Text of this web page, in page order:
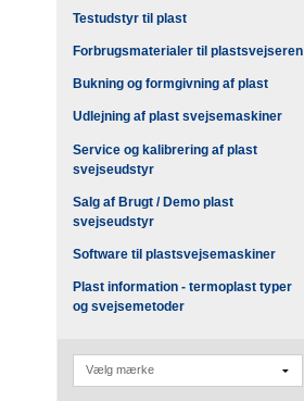
Testudstyr til plast
Forbrugsmaterialer til plastsvejseren
Bukning og formgivning af plast
Udlejning af plast svejsemaskiner
Service og kalibrering af plast
svejseudstyr
Salg af Brugt / Demo plast
svejseudstyr
Software til plastsvejsemaskiner
Plast information - termoplast typer
og svejsemetoder